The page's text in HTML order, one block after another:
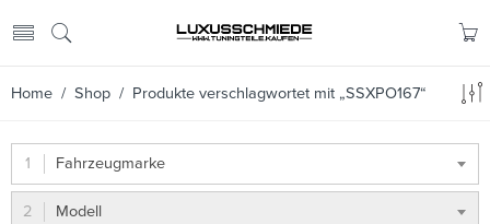
Home / Shop / Produkte verschlagwortet mit „SSXPO167“
Fahrzeugmarke
Modell